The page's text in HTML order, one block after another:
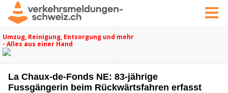
La Chaux-de-Fonds NE: 83-jährige
Fussgängerin beim Rückwärtsfahren erfasst